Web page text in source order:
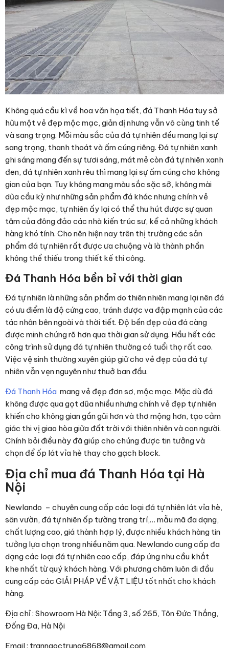
Không quá cầu kì về hoa văn họa tiết, đá Thanh Hóa tuy sở
hữu một vẻ đẹp mộc mạc, giản dị nhưng vẫn vô cùng tinh tế
và sang trọng. Mỗi màu sắc của đá tự nhiên đều mang lại sự
sang trọng, thanh thoát và ấm cúng riêng. Đá tự nhiên xanh
ghi sáng mang đến sự tươi sáng, mát mẻ còn đá tự nhiên xanh
đen, đá tự nhiên xanh rêu thì mang lại sự ấm cúng cho không
gian của bạn. Tuy không mang màu sắc sặc sỡ, không mài
dũa cầu kỳ như những sản phẩm đá khác nhưng chính vẻ
đẹp mộc mạc, tự nhiên ấy lại có thể thu hút được sự quan
tâm của đông đảo các nhà kiến trúc sư, kể cả những khách
hàng khó tính. Cho nên hiện nay trên thị trường các sản
phẩm đá tự nhiên rất được ưa chuộng và là thành phần
không thể thiếu trong thiết kế thi công.
Đá Thanh Hóa bền bỉ với thời gian
Đá tự nhiên là những sản phẩm do thiên nhiên mang lại nên đá
có ưu điểm là độ cứng cao, tránh được va đập mạnh của các
tác nhân bên ngoài và thời tiết. Độ bền đẹp của đá càng
được minh chứng rõ hơn qua thời gian sử dụng. Hầu hết các
công trình sử dụng đá tự nhiên thường có tuổi thọ rất cao.
Việc vệ sinh thường xuyên giúp giữ cho vẻ đẹp của đá tự
nhiên vẫn vẹn nguyên như thuở ban đầu.
Đá Thanh Hóa mang vẻ đẹp đơn sơ, mộc mạc. Mặc dù đá
không được qua gọt dũa nhiều nhưng chính vẻ đẹp tự nhiên
khiến cho không gian gần gũi hơn và thơ mộng hơn, tạo cảm
giác thi vị giao hòa giữa đất trời với thiên nhiên và con người.
Chính bỏi điều này đã giúp cho chúng được tin tưởng và
chọn để ốp lát vỉa hè thay cho gạch block.
Địa chỉ mua đá Thanh Hóa tại Hà
Nội
Newlando – chuyên cung cấp các loại đá tự nhiên lát vỉa hè,
sân vườn, đá tự nhiên ốp tường trang trí,… mẫu mã đa dạng,
chất lượng cao, giá thành hợp lý, được nhiều khách hàng tin
tưởng lựa chọn trong nhiều năm qua. Newlando cung cấp đa
dạng các loại đá tự nhiên cao cấp, đáp ứng nhu cầu khắt
khe nhất từ quý khách hàng. Với phương châm luôn đi đầu
cung cấp các GIẢI PHÁP VỀ VẬT LIỆU tốt nhất cho khách
hàng.
Địa chỉ : Showroom Hà Nội: Tầng 3, số 265, Tôn Đức Thắng,
Đống Đa, Hà Nội
Email : tranngoctrung6868@gmail.com